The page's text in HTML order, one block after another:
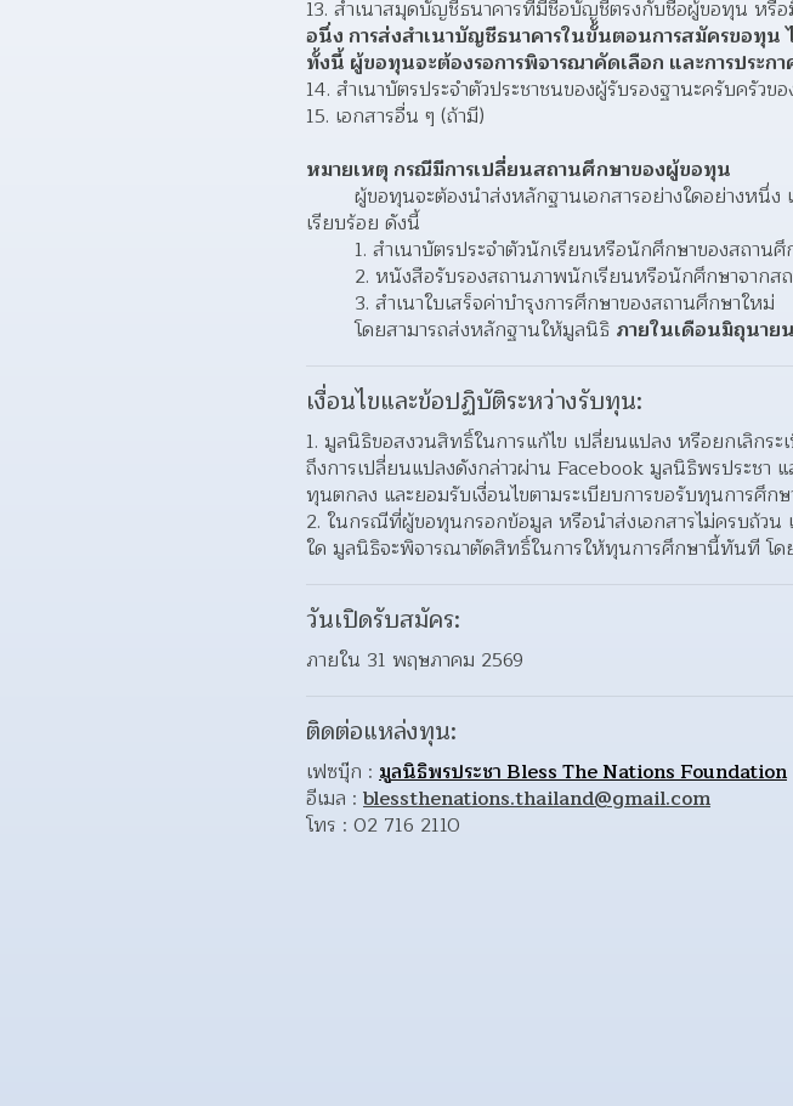
อนึ่ง การส่งสำเนาบัญชีธนาคารในขั้นตอนการสมัครขอทุ
ทั้งนี้ ผู้ขอทุนจะต้องรอการพิจารณาคัดเลือก และการประ
14. สำเนาบัตรประจำตัวประชาชนของผู้รับรองฐานะครับครัว
15. เอกสารอื่น ๆ (ถ้ามี)
หมายเหตุ กรณีมีการเปลี่ยนสถานศึกษาของผู้ขอทุน
ผู้ขอทุนจะต้องนำส่งหลักฐานเอกสารอย่างใดอย่างหนึ่ง
เรียบร้อย ดังนี้
1. สำเนาบัตรประจำตัวนักเรียนหรือนักศึกษาของสถานศึ
2. หนังสือรับรองสถานภาพนักเรียนหรือนักศึกษาจากส
3. สำเนาใบเสร็จค่าบำรุงการศึกษาของสถานศึกษาใหม่
โดยสามารถส่งหลักฐานให้มูลนิธิ ภายในเดือนมิถุนาย
เงื่อนไขและข้อปฏิบัติระหว่างรับทุน:
มูลนิธิขอสงวนสิทธิ์ในการแก้ไข เปลี่ยนแปลง หรือยกเลิก
ถึงการเปลี่ยนแปลงดังกล่าวผ่าน Facebook มูลนิธิพรประชา
ทุนตกลง และยอมรับเงื่อนไขตามระเบียบการขอรับทุนการศึ
ในกรณีที่ผู้ขอทุนกรอกข้อมูล หรือนำส่งเอกสารไม่ครบถ้วน
ใด มูลนิธิจะพิจารณาตัดสิทธิ์ในการให้ทุนการศึกษานี้ทันที
วันเปิดรับสมัคร:
ภายใน 31 พฤษภาคม 2569
ติดต่อแหล่งทุน:
เฟซบุ๊ก : มูลนิธิพรประชา Bless The Nations Foundation
อีเมล : blessthenations.thailand@gmail.com
โทร : 02 716 2110